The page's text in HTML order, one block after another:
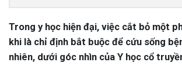
Trong y học hiện đại, việc cắt bỏ một
khi là chỉ định bắt buộc để cứu sống
nhiên, dưới góc nhìn của Y học cổ